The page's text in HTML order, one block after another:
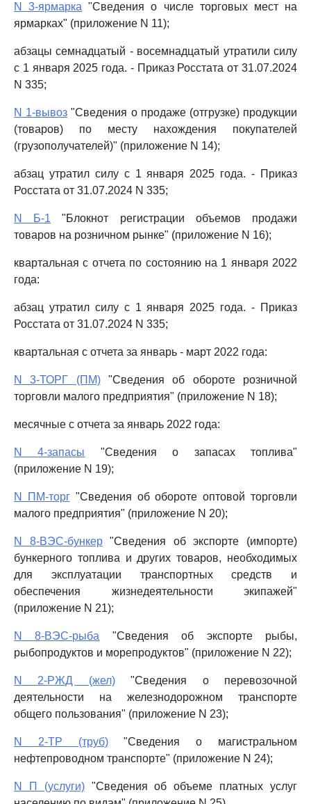
N 3-ярмарка "Сведения о числе торговых мест на
ярмарках" (приложение N 11);
абзацы семнадцатый - восемнадцатый утратили силу
с 1 января 2025 года. - Приказ Росстата от 31.07.2024
N 335;
N 1-вывоз "Сведения о продаже (отгрузке) продукции
(товаров) по месту нахождения покупателей
(грузополучателей)" (приложение N 14);
абзац утратил силу с 1 января 2025 года. - Приказ
Росстата от 31.07.2024 N 335;
N Б-1 "Блокнот регистрации объемов продажи
товаров на розничном рынке" (приложение N 16);
квартальная с отчета по состоянию на 1 января 2022
года:
абзац утратил силу с 1 января 2025 года. - Приказ
Росстата от 31.07.2024 N 335;
квартальная с отчета за январь - март 2022 года:
N 3-ТОРГ (ПМ)"Сведения об обороте розничной
торговли малого предприятия" (приложение N 18);
месячные с отчета за январь 2022 года:
N 4-запасы "Сведения о запасах топлива"
(приложение N 19);
N ПМ-торг"Сведения об обороте оптовой торговли
малого предприятия" (приложение N 20);
N 8-ВЭС-бункер"Сведения об экспорте (импорте)
бункерного топлива и других товаров, необходимых
для эксплуатации транспортных средств и
обеспечения жизнедеятельности экипажей"
(приложение N 21);
N 8-ВЭС-рыба "Сведения об экспорте рыбы,
рыбопродуктов и морепродуктов" (приложение N 22);
N 2-РЖД (жел)"Сведения о перевозочной
деятельности на железнодорожном транспорте
общего пользования" (приложение N 23);
N 2-ТР (труб)"Сведения о магистральном
нефтепроводном транспорте" (приложение N 24);
N П (услуги)"Сведения об объеме платных услуг